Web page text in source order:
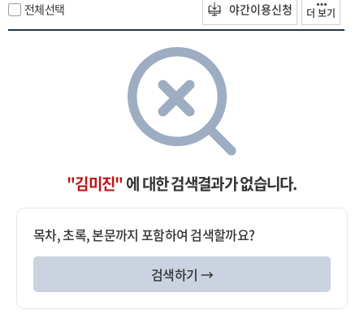
전체선택 야간이용신청 더 보기
"김미진"에 대한 검색결과가 없습니다.
목차, 초록, 본문까지 포함하여 검색할까요?
검색하기 →